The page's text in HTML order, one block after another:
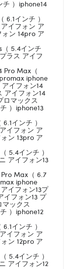
チ ）iphone14
6.1インチ ）
イフォン ア
ン 14pro ア
（ 5.4インチ
ラス アイフ
Pro Max（
iphone
イフォン14
アイフォン14
ロマックス
）iphone13
インチ ）
イフォン ア
ン 13pro ア
5.4インチ ）
アイフォン13
Pro Max（ 6.7
iphone
イフォン13プ
イフォン13 プ
ックス
）iphone12
インチ ）
イフォン ア
ン 12pro ア
5.4インチ ）
アイフォン12